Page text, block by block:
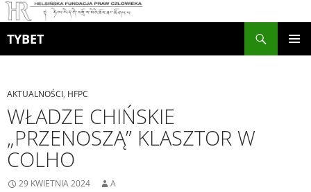
TYBET
AKTUALNOŚCI, HFPC
WŁADZE CHIŃSKIE
„PRZENOSZĄ” KLASZTOR W
COLHO
29 KWIETNIA 2024 A